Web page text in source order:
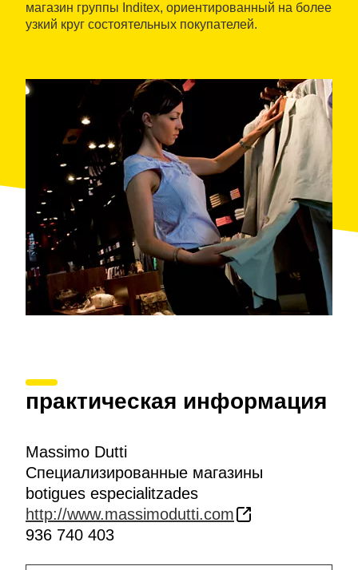
магазин группы Inditex, ориентированный на более
узкий круг состоятельных покупателей.
практическая информация
Massimo Dutti
Специализированные магазины
botigues especialitzades
http://www.massimodutti.com
936 740 403